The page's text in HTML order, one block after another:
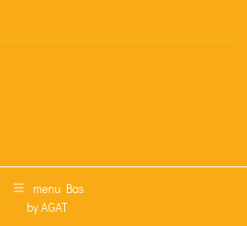
menu Bas
by AGAT